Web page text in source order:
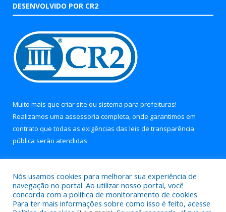
DESENVOLVIDO POR CR2
Muito mais que criar site ou sistema para prefeituras!
Realizamos uma assessoria completa, onde garantimos em
contrato que todas as exigências das leis de transparência
pública serão atendidas.
Nós usamos cookies para melhorar sua experiência de
navegação no portal. Ao utilizar nosso portal, você
concorda com a política de monitoramento de cookies.
Para ter mais informações sobre como isso é feito, acesse